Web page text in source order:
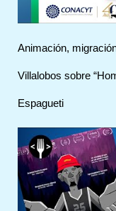
Animación,
Villalobos sobre
Espagueti